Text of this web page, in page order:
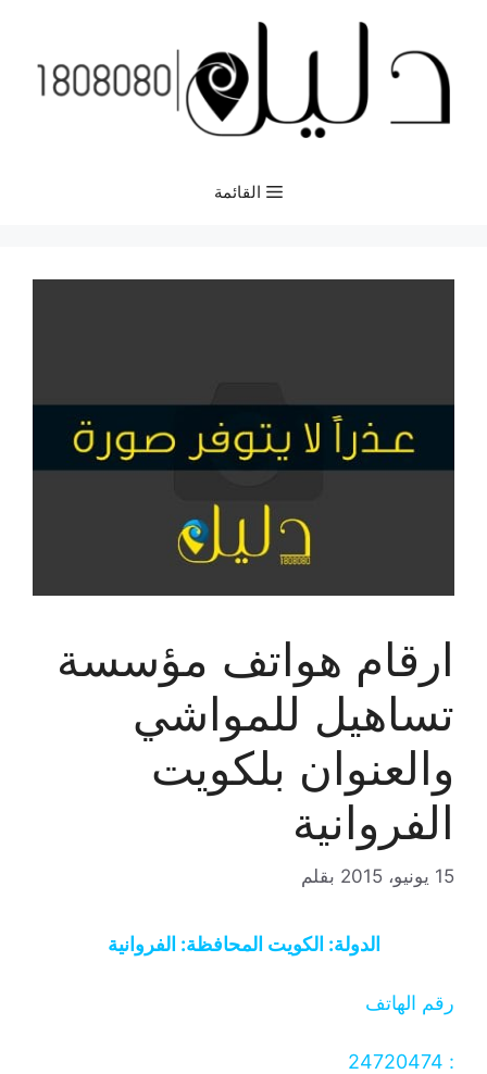
المحتوى
القائمة
ارقام هواتف مؤسسة
تساهيل للمواشي
والعنوان بلكويت
الفروانية
15 يونيو، 2015 بقلم
الدولة: الكويت المحافظة: الفروانية
رقم الهاتف
: 24720474